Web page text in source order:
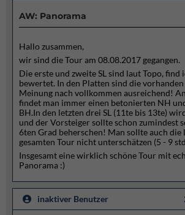
AW: Panorama
Hallo zusammen,
wir sind die Tour am 08.08.2017 gegangen.
Die erste und zweite SL sind laut Topo, find
bewertet. In den Platten sind die
Meinung nach vollkommen ausreichend!
findet man immer einen betonierten NH
BH.In den letzten drei SL (11te bis 13te)
und der Vorsteiger sollte schon zumindest
6ten Grad beherschen! Man sollte auch die
gesamten Tour nicht unterschätzen (5 - 9
Insgesamt eine wirklich schöne Tour mit
Panorama :)
inaktiver Benutzer